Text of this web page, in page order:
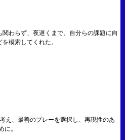
わらず、夜遅くまで、自分らの課題に向
模索してくれた。
え、最善のプレーを選択し、再現性のあ
に。